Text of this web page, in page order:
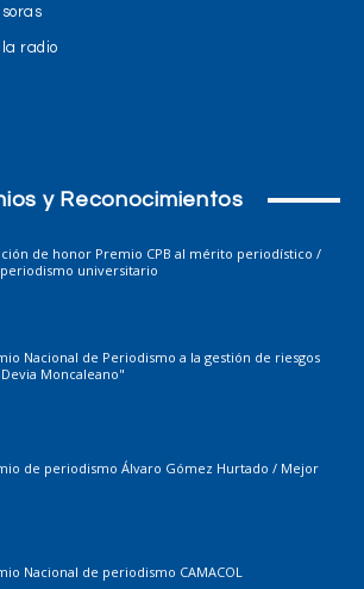
radio
y Reconocimientos
de honor Premio CPB al mérito periodístico /
periodismo universitario
Nacional de Periodismo a la gestión de riesgos
Moncaleano"
de periodismo Álvaro Gómez Hurtado / Mejor
Nacional de periodismo CAMACOL